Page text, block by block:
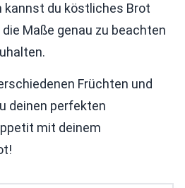
kannst du köstliches Brot
die Maße genau zu beachten
Früchten und
deinen perfekten
mit deinem